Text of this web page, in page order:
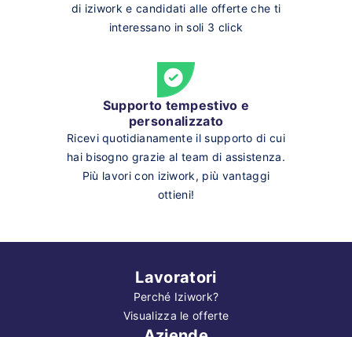
di iziwork e candidati alle offerte che ti
interessano in soli 3 click
Supporto tempestivo e
personalizzato
Ricevi quotidianamente il supporto di cui
hai bisogno grazie al team di assistenza.
Più lavori con iziwork, più vantaggi
ottieni!
Lavoratori
Perché Iziwork?
Visualizza le offerte